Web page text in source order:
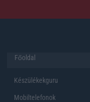
Főoldal
Készülékekguru
Mobiltelefonok